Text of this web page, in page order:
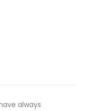
always